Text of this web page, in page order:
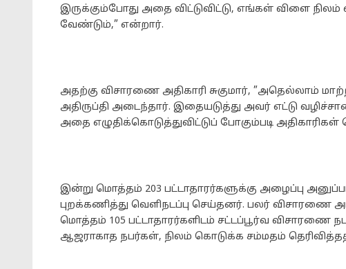
இருக்கும்போது அதை விட்டுவிட்டு, எங்கள் விளை
வேண்டும்,” என்றார்.
அதற்கு விசாரணை அதிகாரி சுகுமார், ”அதெல்லாம்
அதிருப்தி அடைந்தார். இதையடுத்து அவர் எட்டு
அதை எழுதிக்கொடுத்துவிட்டுப் போகும்படி
இன்று மொத்தம் 203 பட்டாதாரர்களுக்கு அழைப்பு
புறக்கணித்து வெளிநடப்பு செய்தனர். பலர்
மொத்தம் 105 பட்டாதாரர்களிடம் சட்டப்பூர்வ விசாரணை
ஆஜராகாத நபர்கள், நிலம் கொடுக்க சம்மதம்